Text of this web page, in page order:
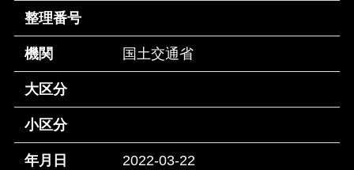
整理番号
機関 国土交通省
大区分
小区分
年月日 2022-03-22